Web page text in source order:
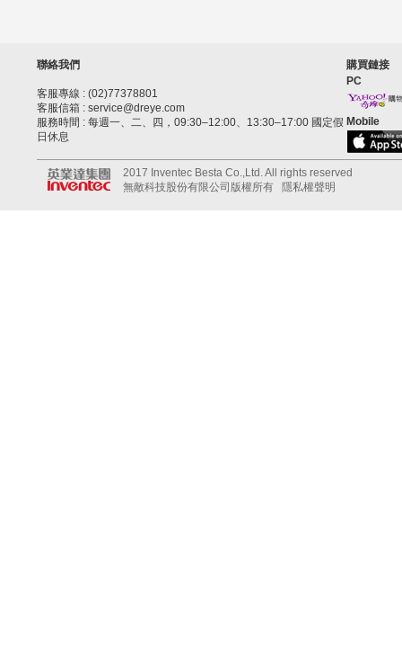
聯絡我們
客服專線 : (02)77378801
客服信箱 : service@dreye.com
服務時間 : 每週一、二、四，09:30–12:00、13:30–17:00 國定假
日休息
購買鏈接
PC
Mobile
2017 Inventec Besta Co.,Ltd. All rights reserved
無敵科技股份有限公司版權所有
隱私權聲明